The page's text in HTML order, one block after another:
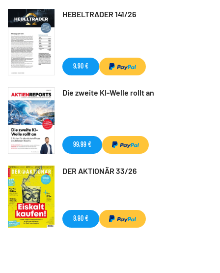
HEBELTRADER 141/26
9,90 €
Die zweite KI-Welle rollt an
99,99 €
DER AKTIONÄR 33/26
8,90 €